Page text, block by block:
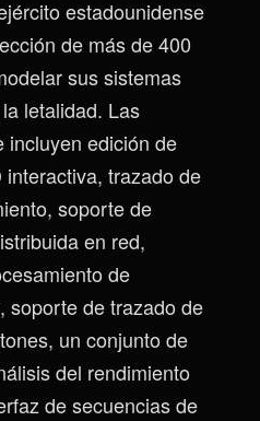
estadounidense
de más de 400
sus sistemas
letalidad. Las
incluyen edición de
trazado de
soporte de
en red,
de
soporte de trazado de
un conjunto de
del rendimiento
de secuencias de